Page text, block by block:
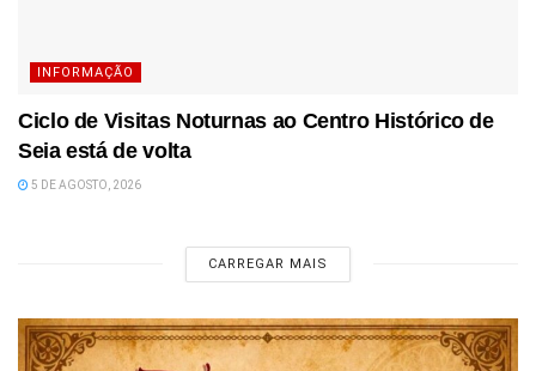
INFORMAÇÃO
Ciclo de Visitas Noturnas ao Centro Histórico de
Seia está de volta
5 DE AGOSTO, 2026
CARREGAR MAIS